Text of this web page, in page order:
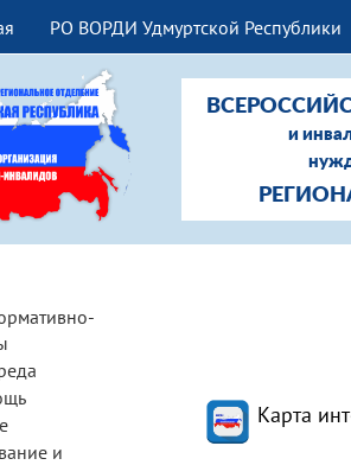
РО ВОРДИ Удмуртской Республики
и
и
Карта